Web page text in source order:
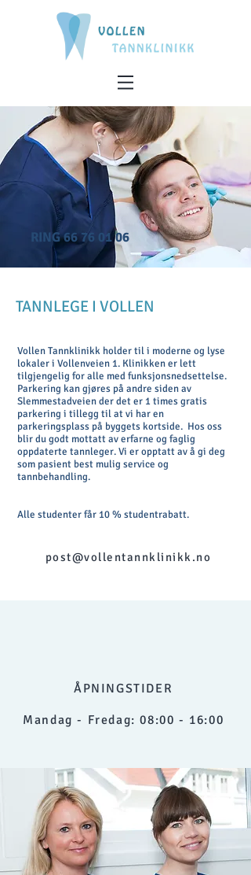
RING 66 76 01 06
TANNLEGE I VOLLEN
Vollen Tannklinikk holder til i moderne og lyse
lokaler i Vollenveien 1. Klinikken er lett
tilgjengelig for alle med funksjonsnedsettelse.
Parkering kan gjøres på andre siden av
Slemmestadveien der det er 1 times gratis
parkering i tillegg til at vi har en
parkeringsplass på byggets kortside. Hos oss
blir du godt mottatt av erfarne og faglig
oppdaterte tannleger. Vi er opptatt av å gi deg
som pasient best mulig service og
tannbehandling.
Alle studenter får 10 % studentrabatt.
post@vollentannklinikk.no
ÅPNINGSTIDER
Mandag - Fredag: 08:00 - 16:00